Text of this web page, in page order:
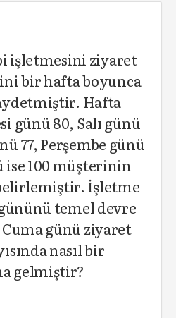
işletmesini ziyaret
bir hafta boyunca
Hafta
günü 80, Salı günü
77, Perşembe günü
ise 100 müşterinin
İşletme
temel devre
Cuma günü ziyaret
nasıl bir
gelmiştir?